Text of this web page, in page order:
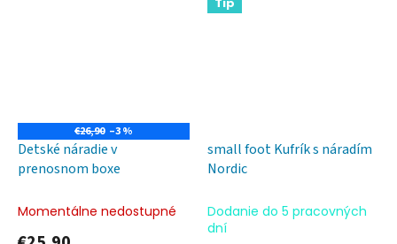
€26,90 –3 %
Detské náradie v
prenosnom boxe
Momentálne nedostupné
small foot Kufrík s náradím
Nordic
Dodanie do 5 pracovných
dní